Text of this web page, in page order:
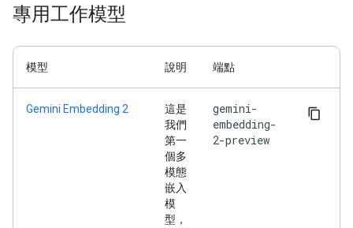
專用工作模型
模型 說明 端點
Gemini Embedding 2
這是
我們
第一
個多
模態
嵌入
模
型，
gemini-
embedding-
2-preview